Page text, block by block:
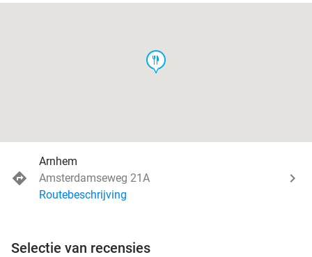
food
Arnhem
Amsterdamseweg 21A
Routebeschrijving
Selectie van recensies